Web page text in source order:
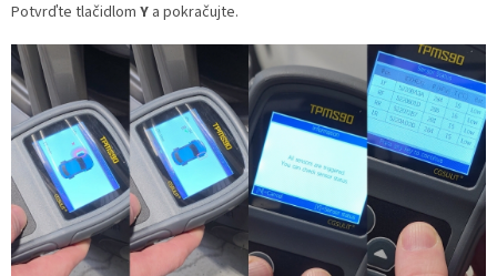
Potvrďte tlačidlom Y a pokračujte.